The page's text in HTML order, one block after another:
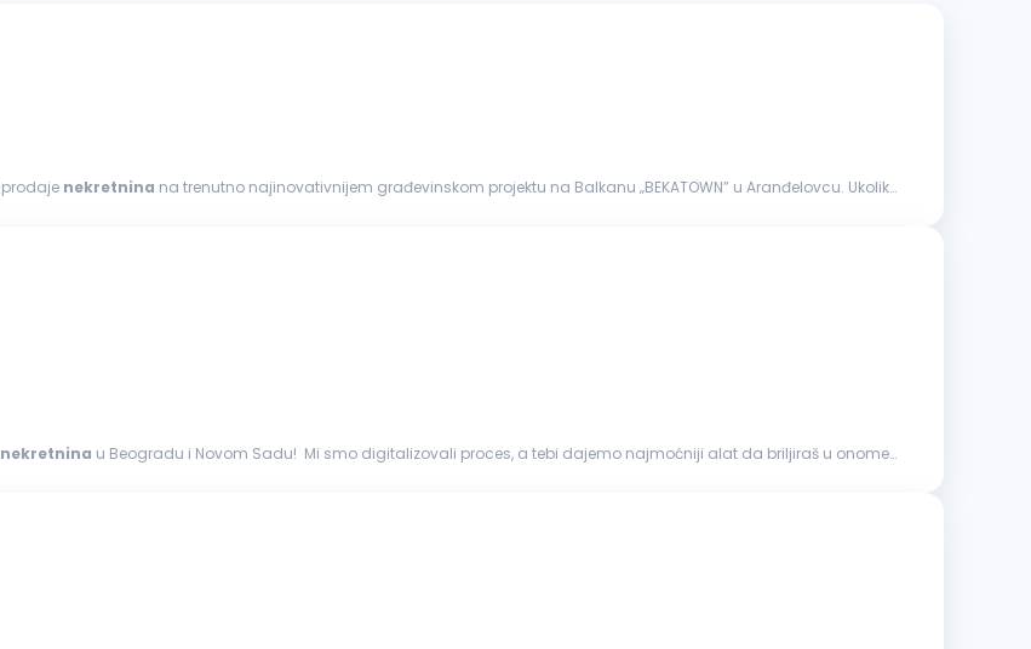
prodaje nekretnina na trenutno najinovativnijem građevinskom projektu na Balkanu „BEKATOWN” u Aranđelovcu. Ukoliko
nekretnina u Beogradu i Novom Sadu! Mi smo digitalizovali proces, a tebi dajemo najmoćniji alat da briljiraš u onome